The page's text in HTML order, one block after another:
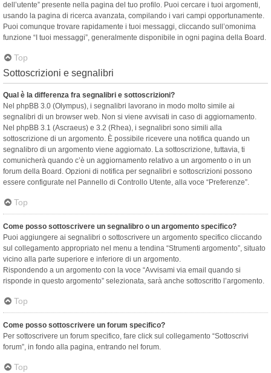
dell’utente” presente nella pagina del tuo profilo. Puoi cercare i tuoi argomenti,
usando la pagina di ricerca avanzata, compilando i vari campi opportunamente.
Puoi comunque trovare rapidamente i tuoi messaggi, cliccando sull’omonima
funzione “I tuoi messaggi”, generalmente disponibile in ogni pagina della Board.
Top
Sottoscrizioni e segnalibri
Qual è la differenza fra segnalibri e sottoscrizioni?
Nel phpBB 3.0 (Olympus), i segnalibri lavorano in modo molto simile ai
segnalibri di un browser web. Non si viene avvisati in caso di aggiornamento.
Nel phpBB 3.1 (Ascraeus) e 3.2 (Rhea), i segnalibri sono simili alla
sottoscrizione di un argomento. È possibile ricevere una notifica quando un
segnalibro di un argomento viene aggiornato. La sottoscrizione, tuttavia, ti
comunicherà quando c’è un aggiornamento relativo a un argomento o in un
forum della Board. Opzioni di notifica per segnalibri e sottoscrizioni possono
essere configurate nel Pannello di Controllo Utente, alla voce “Preferenze”.
Top
Come posso sottoscrivere un segnalibro o un argomento specifico?
Puoi aggiungere ai segnalibri o sottoscrivere un argomento specifico cliccando
sul collegamento appropriato nel menu a tendina “Strumenti argomento”, situato
vicino alla parte superiore e inferiore di un argomento.
Rispondendo a un argomento con la voce “Avvisami via email quando si
risponde in questo argomento” selezionata, sarà anche sottoscritto l’argomento.
Top
Come posso sottoscrivere un forum specifico?
Per sottoscrivere un forum specifico, fare click sul collegamento “Sottoscrivi
forum”, in fondo alla pagina, entrando nel forum.
Top